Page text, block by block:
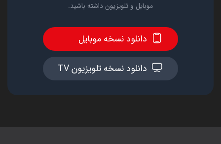
موبایل و تلویزیون داشته باشید.
دانلود نسخه موبایل
دانلود نسخه تلویزیون TV